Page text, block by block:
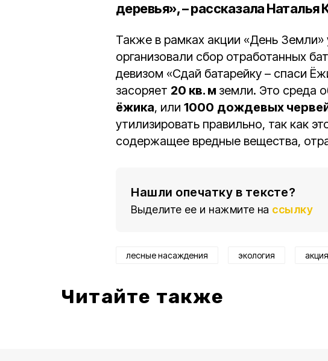
деревья», – рассказала Наталья
Также в рамках акции «День
организовали сбор отработанных
девизом «Сдай батарейку – спаси
засоряет 20 кв. м земли. Это среда
ёжика, или 1000 дождевых
утилизировать правильно, так как
содержащее вредные вещества,
Нашли опечатку в тексте?
Выделите ее и нажмите на ссылку
лесные насаждения экология акция
Читайте также